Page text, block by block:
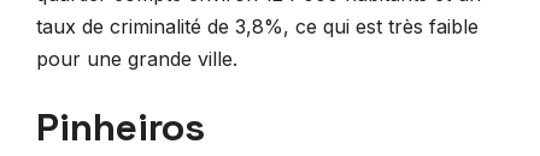
taux de criminalité de 3,8%, ce qui est très faible
pour une grande ville.
Pinheiros